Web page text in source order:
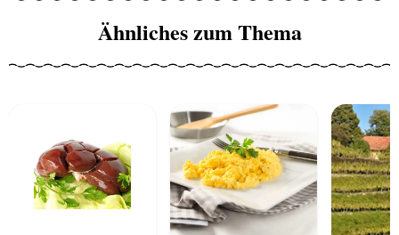
Ähnliches zum Thema